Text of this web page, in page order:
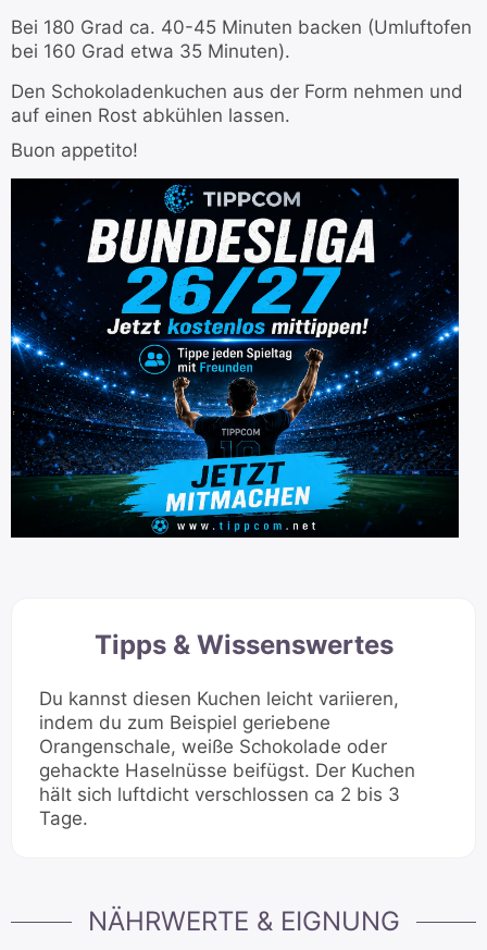
Bei 180 Grad ca. 40-45 Minuten backen (Umluftofen
bei 160 Grad etwa 35 Minuten).
Den Schokoladenkuchen aus der Form nehmen und
auf einen Rost abkühlen lassen.
Buon appetito!
Tipps & Wissenswertes
Du kannst diesen Kuchen leicht variieren,
indem du zum Beispiel geriebene
Orangenschale, weiße Schokolade oder
gehackte Haselnüsse beifügst. Der Kuchen
hält sich luftdicht verschlossen ca 2 bis 3
Tage.
NÄHRWERTE & EIGNUNG